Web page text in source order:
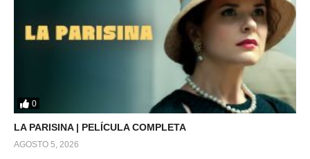
0
LA PARISINA | PELÍCULA COMPLETA
AGOSTO 5, 2026